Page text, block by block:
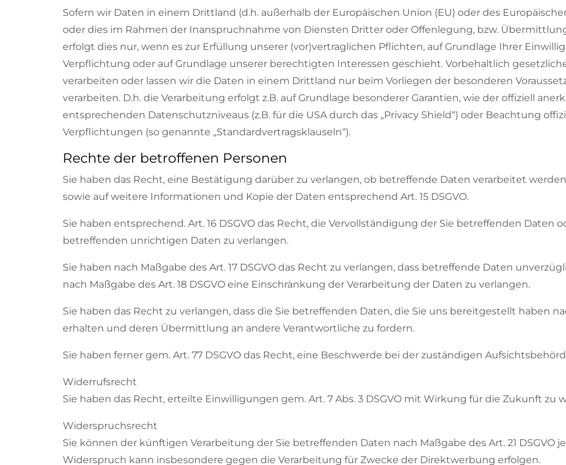
Sofern wir Daten in einem Drittland (d.h. außerhalb der Europäischen Union (EU) oder des
oder dies im Rahmen der Inanspruchnahme von Diensten Dritter oder Offenlegung, bzw.
erfolgt dies nur, wenn es zur Erfüllung unserer (vor)vertraglichen Pflichten, auf Grundlage Ihrer
Verpflichtung oder auf Grundlage unserer berechtigten Interessen geschieht. Vorbehaltlich
verarbeiten oder lassen wir die Daten in einem Drittland nur beim Vorliegen der besonderen
verarbeiten. D.h. die Verarbeitung erfolgt z.B. auf Grundlage besonderer Garantien, wie der offiziell
entsprechenden Datenschutzniveaus (z.B. für die USA durch das „Privacy Shield“) oder Beachtung
Verpflichtungen (so genannte „Standardvertragsklauseln“).
Rechte der betroffenen Personen
Sie haben das Recht, eine Bestätigung darüber zu verlangen, ob betreffende Daten verarbeitet
sowie auf weitere Informationen und Kopie der Daten entsprechend Art. 15 DSGVO.
Sie haben entsprechend. Art. 16 DSGVO das Recht, die Vervollständigung der Sie betreffenden Daten
betreffenden unrichtigen Daten zu verlangen.
Sie haben nach Maßgabe des Art. 17 DSGVO das Recht zu verlangen, dass betreffende Daten
nach Maßgabe des Art. 18 DSGVO eine Einschränkung der Verarbeitung der Daten zu verlangen.
Sie haben das Recht zu verlangen, dass die Sie betreffenden Daten, die Sie uns bereitgestellt haben
erhalten und deren Übermittlung an andere Verantwortliche zu fordern.
Sie haben ferner gem. Art. 77 DSGVO das Recht, eine Beschwerde bei der zuständigen
Widerrufsrecht
Sie haben das Recht, erteilte Einwilligungen gem. Art. 7 Abs. 3 DSGVO mit Wirkung für die Zukunft zu
Widerspruchsrecht
Sie können der künftigen Verarbeitung der Sie betreffenden Daten nach Maßgabe des Art. 21 DSGVO
Widerspruch kann insbesondere gegen die Verarbeitung für Zwecke der Direktwerbung erfolgen.